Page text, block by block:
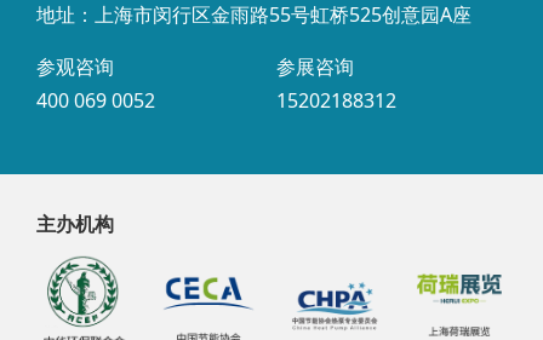
地址：上海市闵行区金雨路55号虹桥525创意园A座
参观咨询
400 069 0052
参展咨询
15202188312
主办机构